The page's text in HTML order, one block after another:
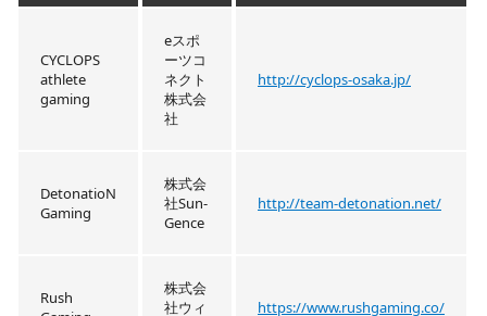
CYCLOPS
athlete
gaming
eスポ
ーツコ
ネクト
株式会
社
http://cyclops-osaka.jp/
DetonatioN
Gaming
株式会
社Sun-
Gence
http://team-detonation.net/
Rush
株式会
社ウィ
https://www.rushgaming.co/